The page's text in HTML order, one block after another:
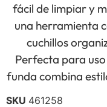
fácil de limpiar y
una herramienta
cuchillos
Perfecta para
funda combina
SKU 461258